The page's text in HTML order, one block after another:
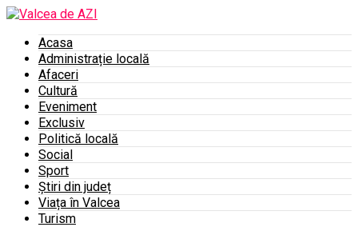
Acasa
Administrație locală
Afaceri
Cultură
Eveniment
Exclusiv
Politică locală
Social
Sport
Știri din județ
Viața în Valcea
Turism